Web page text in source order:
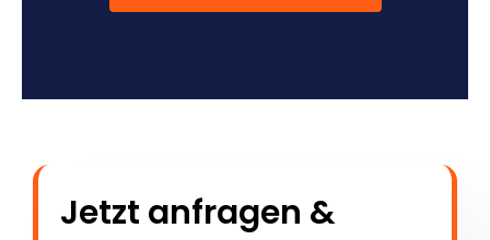
Jetzt anfragen &